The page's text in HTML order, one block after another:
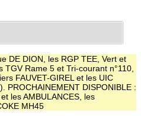
DE DION, les RGP TEE, Vert et
Rame 5 et Tri-courant n°110,
FAUVET-GIREL et les UIC
PROCHAINEMENT DISPONIBLE :
les AMBULANCES, les
MH45